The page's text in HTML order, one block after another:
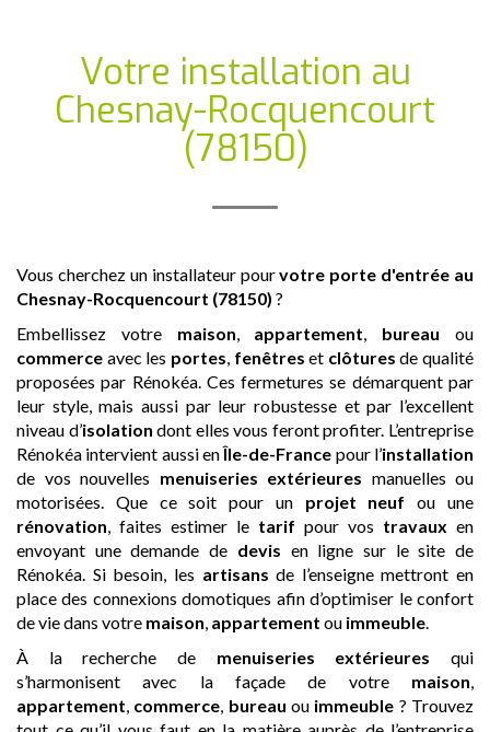
Votre installation au
Chesnay-Rocquencourt
(78150)
Vous cherchez un installateur pourvotre porte d'entrée au
Chesnay-Rocquencourt (78150) ?
Embellissez votre maison, appartement, bureau ou
commerce avec les portes, fenêtres et clôtures de qualité
proposées par Rénokéa. Ces fermetures se démarquent par
leur style, mais aussi par leur robustesse et par l’excellent
niveau d’isolation dont elles vous feront profiter. L’entreprise
Rénokéa intervient aussi enÎle-de-France pour l’installation
de vos nouvelles menuiseries extérieures manuelles ou
motorisées. Que ce soit pour un projet neuf ou une
rénovation, faites estimer le tarif pour vos travaux en
envoyant une demande de devis en ligne sur le site de
Rénokéa. Si besoin, les artisans de l’enseigne mettront en
place des connexions domotiques afin d’optimiser le confort
de vie dans votre maison, appartement ou immeuble.
À la recherche de menuiseries extérieures qui
s’harmonisent avec la façade de votre maison,
appartement, commerce, bureau ou immeuble ? Trouvez